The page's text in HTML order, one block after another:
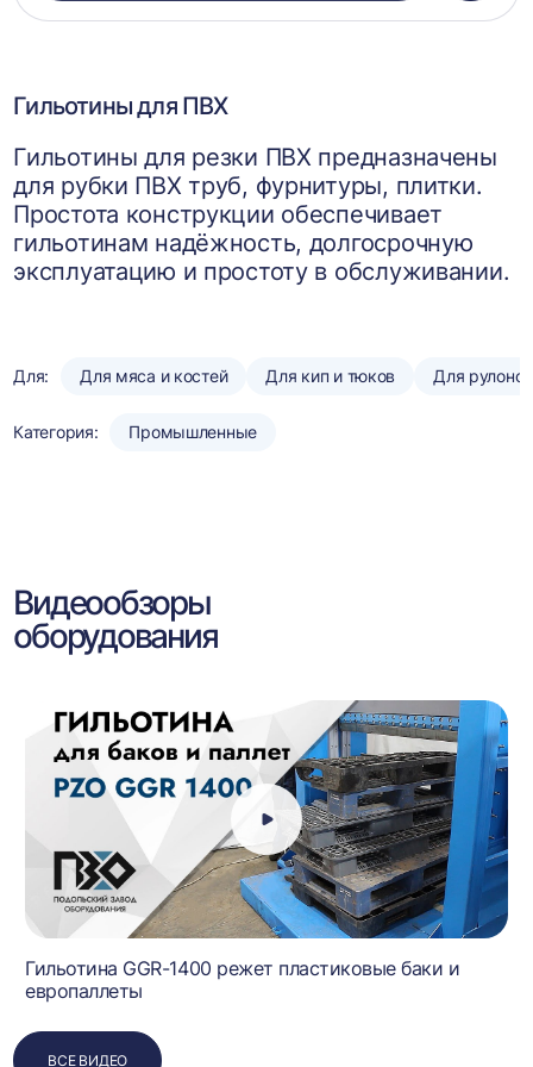
Гильотины для ПВХ
Гильотины для резки ПВХ предназначены
для рубки ПВХ труб, фурнитуры, плитки.
Простота конструкции обеспечивает
гильотинам надёжность, долгосрочную
эксплуатацию и простоту в обслуживании.
Для: Для мяса и костей Для кип и тюков Для рулонов
Категория: Промышленные
Видеообзоры
оборудования
Гильотина GGR-1400 режет пластиковые баки и
европаллеты
ВСЕ ВИДЕО